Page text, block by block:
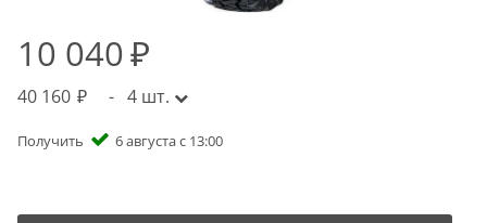
10 040
40 160 - 4 шт.
Получить 6 августа с 13:00